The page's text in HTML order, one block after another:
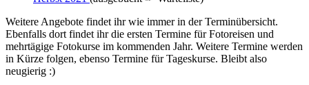
Weitere Angebote findet ihr wie immer in der Terminübersicht.
Ebenfalls dort findet ihr die ersten Termine für Fotoreisen und
mehrtägige Fotokurse im kommenden Jahr. Weitere Termine werden
in Kürze folgen, ebenso Termine für Tageskurse. Bleibt also
neugierig :)